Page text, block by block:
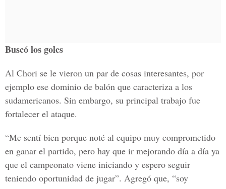
Buscó los goles
Al Chori se le vieron un par de cosas interesantes, por
ejemplo ese dominio de balón que caracteriza a los
sudamericanos. Sin embargo, su principal trabajo fue
fortalecer el ataque.
“Me sentí bien porque noté al equipo muy comprometido
en ganar el partido, pero hay que ir mejorando día a día ya
que el campeonato viene iniciando y espero seguir
teniendo oportunidad de jugar”. Agregó que, “soy